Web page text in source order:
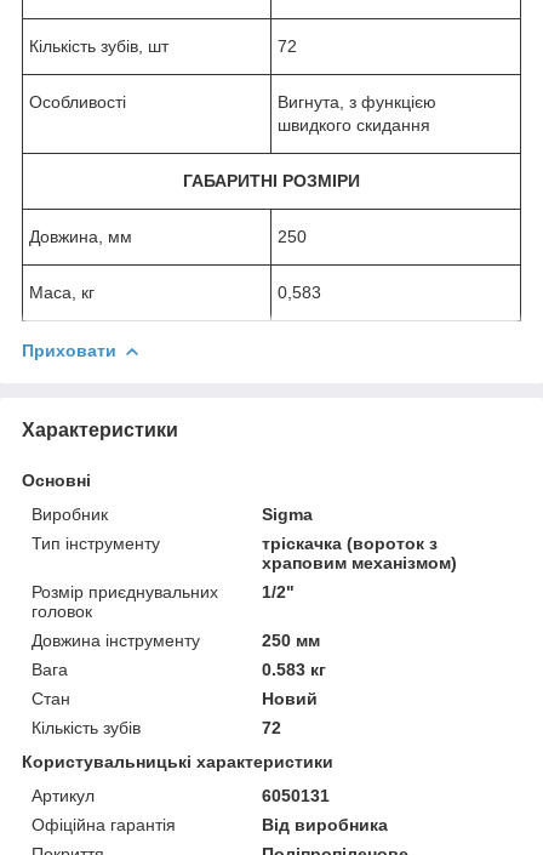
Кількість зубів, шт 72
Особливості
Вигнута, з функцією
швидкого скидання
ГАБАРИТНІ РОЗМІРИ
Довжина, мм 250
Маса, кг 0,583
Приховати
Характеристики
Основні
Виробник
Sigma
Тип інструменту
тріскачка (вороток з
храповим механізмом)
Розмір приєднувальних
головок
1/2"
Довжина інструменту
250 мм
Вага
0.583 кг
Стан
Новий
Кількість зубів
72
Користувальницькі характеристики
Артикул
6050131
Офіційна гарантія
Від виробника